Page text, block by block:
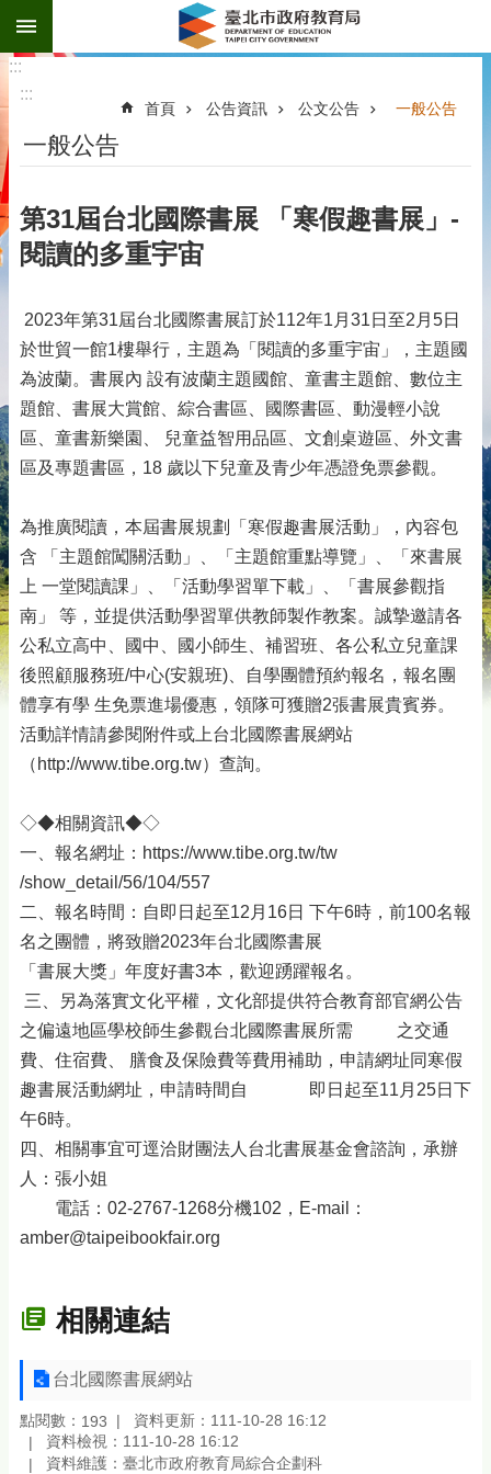
跳到主要內容區塊
:::
:::
首頁 公告資訊 公文公告 一般公告
一般公告
第31屆台北國際書展 「寒假趣書展」-
閱讀的多重宇宙
2023年第31屆台北國際書展訂於112年1月31日至2月5日
於世貿一館1樓舉行，主題為「閱讀的多重宇宙」，主題國
為波蘭。書展內 設有波蘭主題國館、童書主題館、數位主
題館、書展大賞館、綜合書區、國際書區、動漫輕小說
區、童書新樂園、 兒童益智用品區、文創桌遊區、外文書
區及專題書區，18 歲以下兒童及青少年憑證免票參觀。
為推廣閱讀，本屆書展規劃「寒假趣書展活動」，內容包
含 「主題館闖關活動」、「主題館重點導覽」、「來書展
上 一堂閱讀課」、「活動學習單下載」、「書展參觀指
南」 等，並提供活動學習單供教師製作教案。誠摯邀請各
公私立高中、國中、國小師生、補習班、各公私立兒童課
後照顧服務班/中心(安親班)、自學團體預約報名，報名團
體享有學 生免票進場優惠，領隊可獲贈2張書展貴賓券。
活動詳情請參閱附件或上台北國際書展網站
（http://www.tibe.org.tw）查詢。
◇◆相關資訊◆◇
一、報名網址：https://www.tibe.org.tw/tw
/show_detail/56/104/557
二、報名時間：自即日起至12月16日 下午6時，前100名報
名之團體，將致贈2023年台北國際書展
「書展大獎」年度好書3本，歡迎踴躍報名。
三、另為落實文化平權，文化部提供符合教育部官網公告
之偏遠地區學校師生參觀台北國際書展所需 之交通
費、住宿費、 膳食及保險費等費用補助，申請網址同寒假
趣書展活動網址，申請時間自 即日起至11月25日下
午6時。
四、相關事宜可逕洽財團法人台北書展基金會諮詢，承辦
人：張小姐
電話：02-2767-1268分機102，E-mail：
amber@taipeibookfair.org
相關連結
台北國際書展網站
點閱數： 193
資料更新：111-10-28 16:12
資料檢視：111-10-28 16:12
資料維護：臺北市政府教育局綜合企劃科